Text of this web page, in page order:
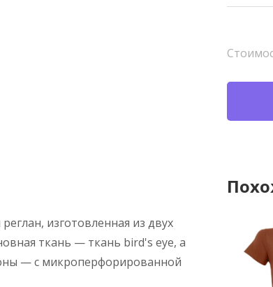
изготовленная из двух
ткань — ткань bird's eye, а
— с микроперфорированной